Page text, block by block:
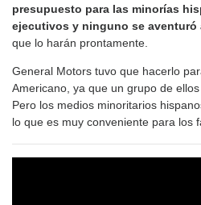
presupuesto para las minorías
ejecutivos y ninguno se aventuró
que lo harán prontamente.
General Motors tuvo que hacerlo
Americano, ya que un grupo de
Pero los medios minoritarios
lo que es muy conveniente para los